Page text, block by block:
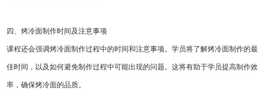
四、烤冷面制作时间及注意事项
课程还会强调烤冷面制作过程中的时间和注意事项。学员将了解烤冷面制作的最
佳时间，以及如何避免制作过程中可能出现的问题。这将有助于学员提高制作效
率，确保烤冷面的品质。